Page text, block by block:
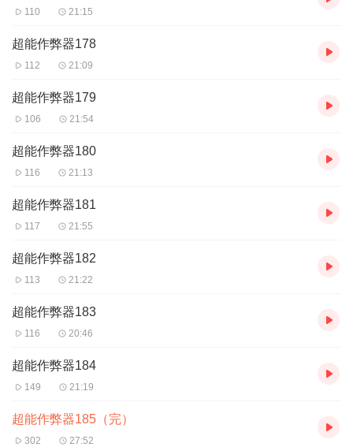
110 21:15
超能作弊器178
112 21:09
超能作弊器179
106 21:54
超能作弊器180
116 21:13
超能作弊器181
117 21:55
超能作弊器182
113 21:22
超能作弊器183
116 20:46
超能作弊器184
149 21:19
超能作弊器185（完）
302 27:52